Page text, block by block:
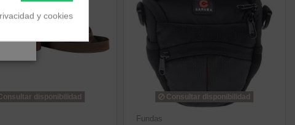
disponibilidad Consultar disponibilidad
Fundas
y cookies